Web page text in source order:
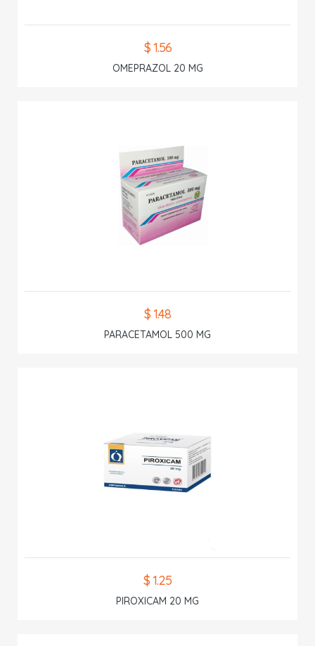
$ 1.56
OMEPRAZOL 20 MG
$ 1.48
PARACETAMOL 500 MG
$ 1.25
PIROXICAM 20 MG